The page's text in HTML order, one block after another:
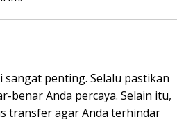
penting. Selalu pastikan
benar Anda percaya. Selain itu,
transfer agar Anda terhindar